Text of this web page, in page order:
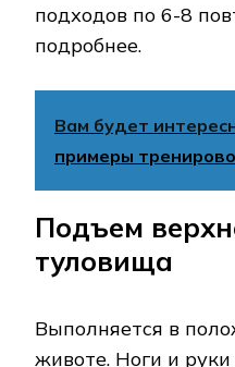
подходов по 6-8
подробнее.
Вам будет
примеры
Подъем
туловища
Выполняется в
животе. Ноги и руки